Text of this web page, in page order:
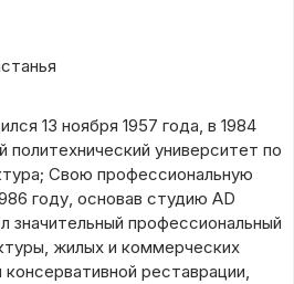
13 ноября 1957 года, в 1984
политехнический университет по
Свою профессиональную
году, основав студию AD
значительный профессиональный
жилых и коммерческих
реставрации,